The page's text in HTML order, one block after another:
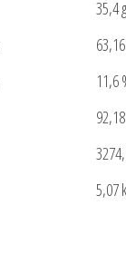
35,4
11,6
5,07